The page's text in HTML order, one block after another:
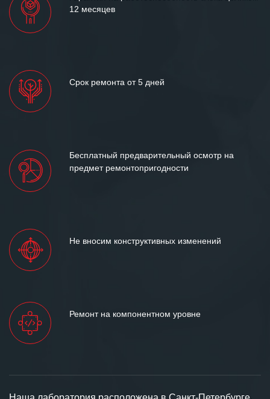
12 месяцев
Срок ремонта от 5 дней
Бесплатный предварительный осмотр на
предмет ремонтопригодности
Не вносим конструктивных изменений
Ремонт на компонентном уровне